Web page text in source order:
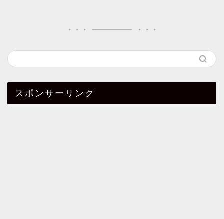
スポンサーリンク